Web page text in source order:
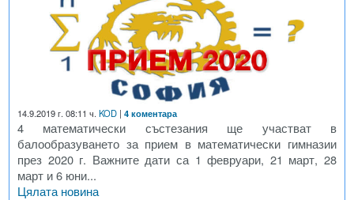
14.9.2019 г. 08:11 ч. KOD | 4 коментара
4 математически състезания ще участват в
балообразуването за прием в математически гимназии
през 2020 г. Важните дати са 1 февруари, 21 март, 28
март и 6 юни...
Цялата новина